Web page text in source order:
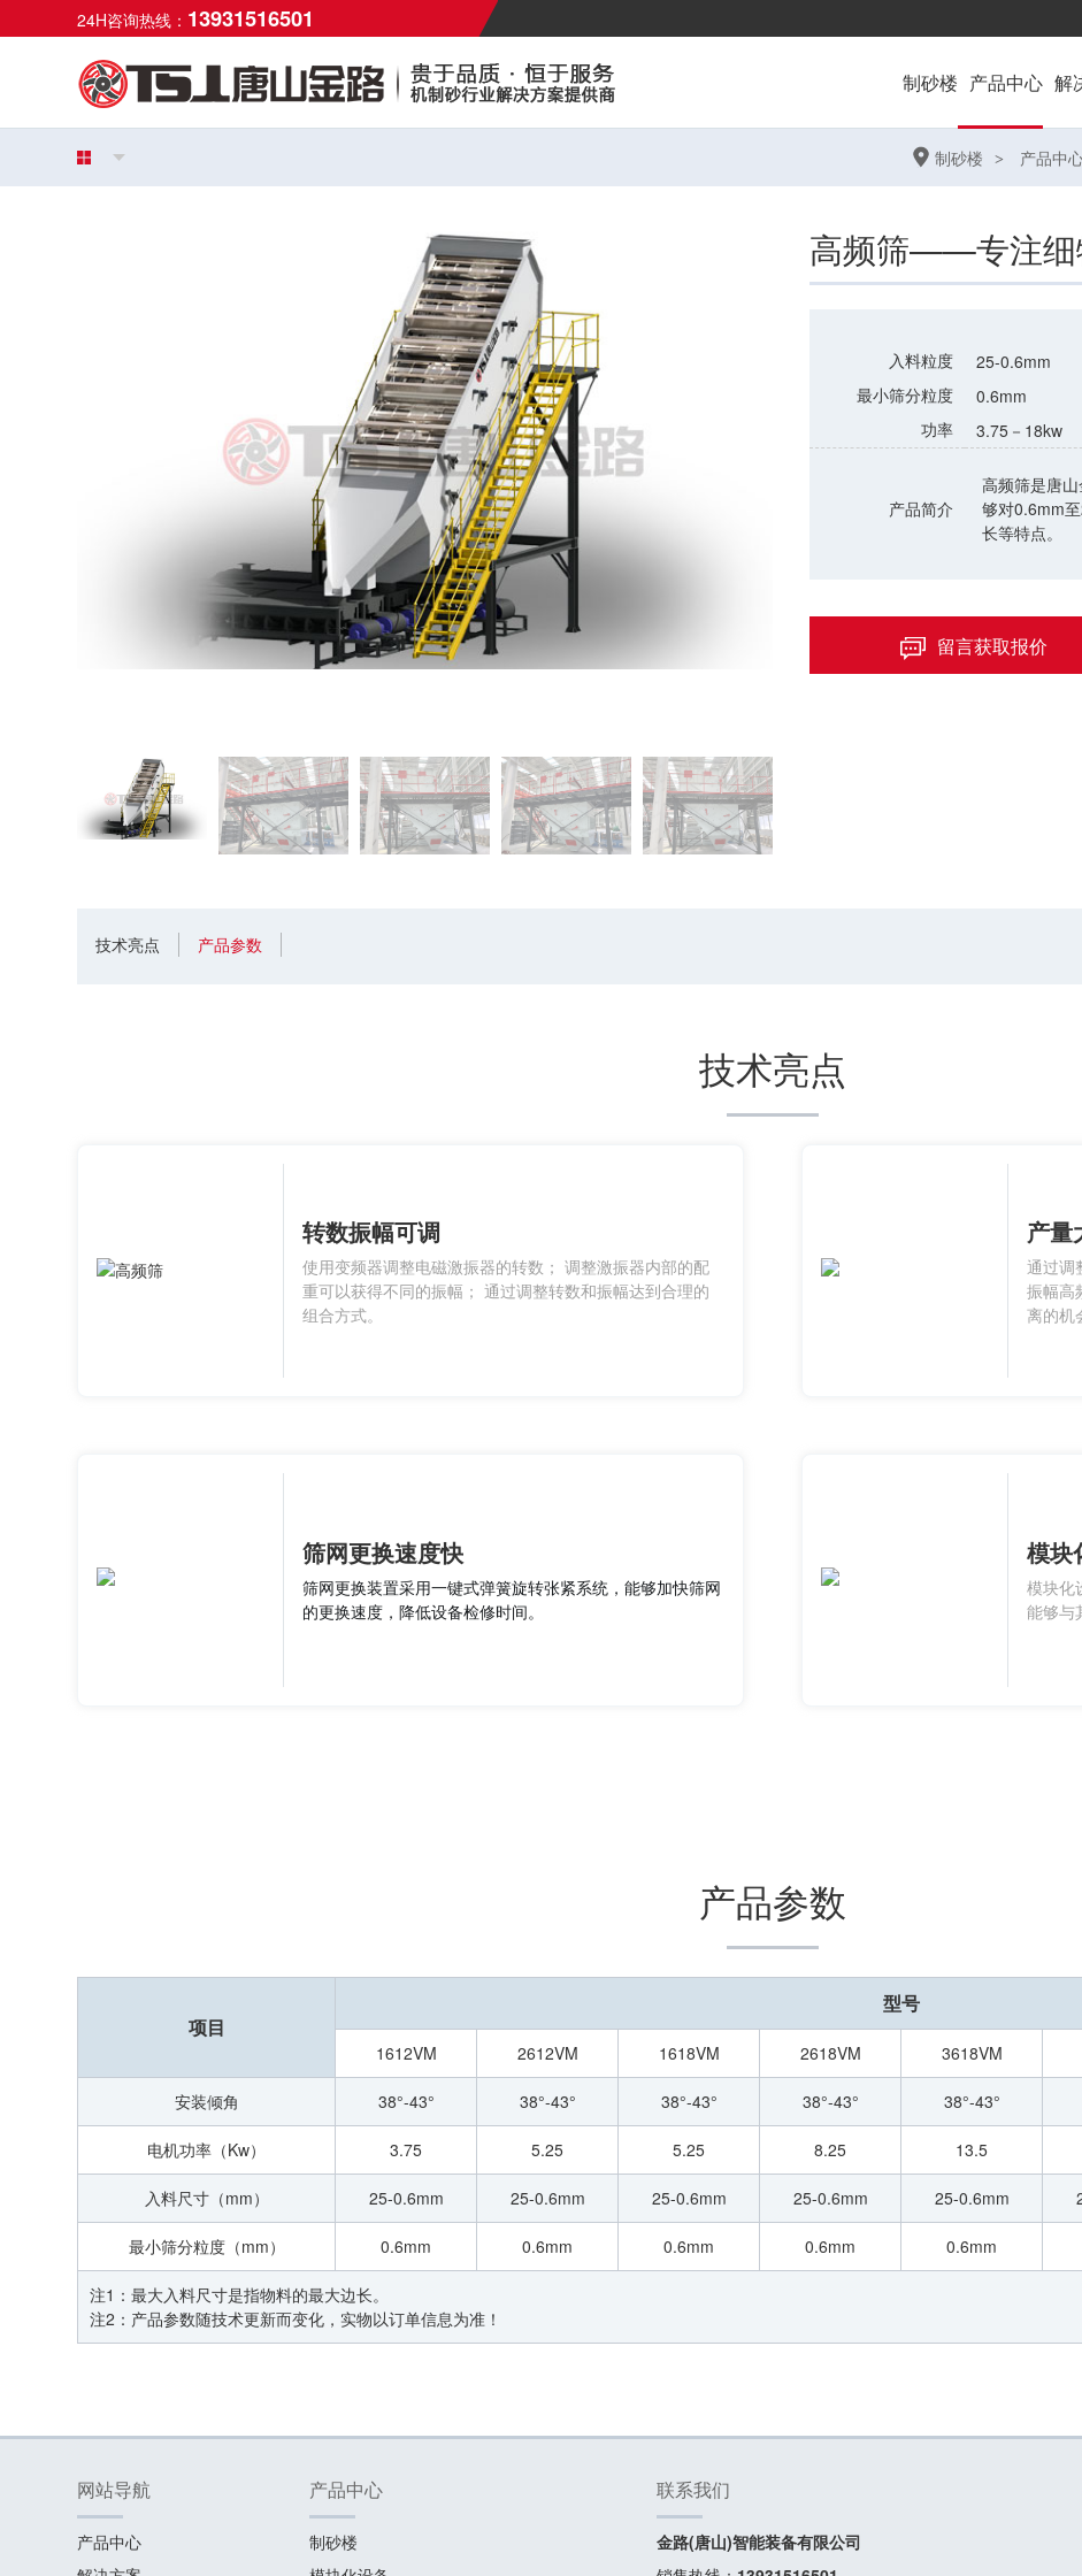
24H咨询热线： 13931516501
制砂楼 产品中心 解
制砂楼 产品中
高频筛——专注细
入料粒度
25-0.6mm
最小筛分粒度
0.6mm
功率
3.75－18kw
产品简介
高频筛是唐
够对0.6mm
长等特点。
留言获取报价
技术亮点 产品参数
技术亮点
转数振幅可调
使用变频器调整电磁激振器的转数； 调整激振器内部的配
重可以获得不同的振幅； 通过调整转数和振幅达到合理的
组合方式。
产量
通过调
振幅高
离的机
筛网更换速度快
筛网更换装置采用一键式弹簧旋转张紧系统，能够加快筛网
的更换速度，降低设备检修时间。
模块
模块化
能够与
产品参数
项目
型号
1612VM 2612VM 1618VM 2618VM 3618VM
安装倾角 38°-43° 38°-43° 38°-43° 38°-43° 38°-43°
电机功率（Kw） 3.75 5.25 5.25 8.25 13.5
入料尺寸（mm） 25-0.6mm 25-0.6mm 25-0.6mm 25-0.6mm 25-0.6mm
最小筛分粒度（mm） 0.6mm 0.6mm 0.6mm 0.6mm 0.6mm
注1：最大入料尺寸是指物料的最大边长。
注2：产品参数随技术更新而变化，实物以订单信息为准！
网站导航
产品中心
产品中心
制砂楼
联系我们
金路(唐山)智能装备有限公司